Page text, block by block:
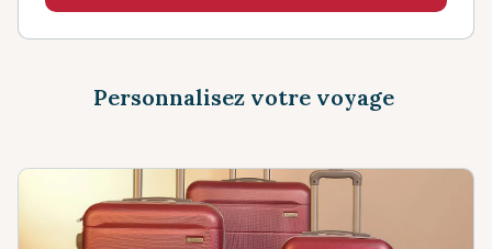
Personnalisez votre voyage